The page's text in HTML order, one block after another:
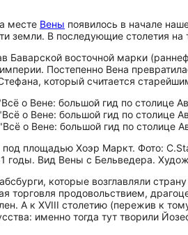
месте Вены появилось в начале
земли. В последующие столетия
Баварской восточной марки
Постепенно Вена
который считается
площадью Хоэр Маркт. Фото:
годы. Вид Вены с Бельведера.
которые возглавляли
торговля продовольствием,
А к XVIII столетию (пережив к
именно тогда тут творили